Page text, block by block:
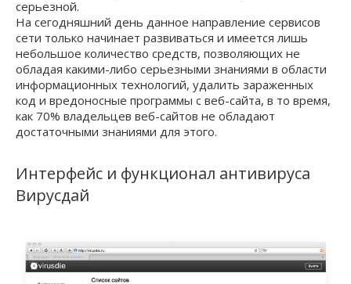
серьезной.
На сегодняшний день данное направление сервисов
сети только начинает развиваться и имеется лишь
небольшое количество средств, позволяющих не
обладая какими-либо серьезными знаниями в области
информационных технологий, удалить зараженных
код и вредоносные программы с веб-сайта, в то время,
как 70% владельцев веб-сайтов не обладают
достаточными знаниями для этого.
Интерфейс и функционал антивируса
Вирусдай